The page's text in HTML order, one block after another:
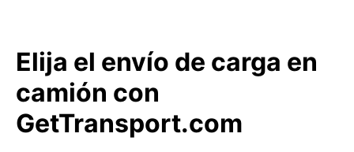
Elija el envío de carga en
camión con
GetTransport.com